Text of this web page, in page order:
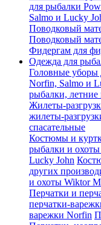
для рыбалки
Salmo и Lucky
Поводковый
Поводковый
Фидергам для
Одежда для
Головные уборы
Norfin, Salmo и
рыбалки,
Жилеты-
жилеты-
спасательные
Костюмы и
рыбалки и
Lucky John
других
и охоты Wiktor
Перчатки и
перчатки-
варежки Norfin